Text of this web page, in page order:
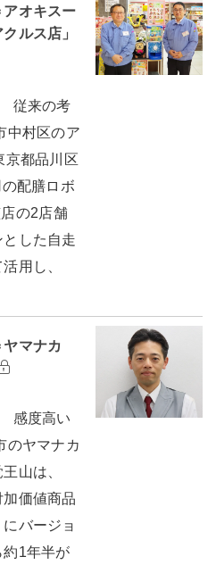
オキスー
ルス店」
従来の考
村区のア
京都品川区
配膳ロボ
の2店舗
した自走
用し、
マナカ
感度高い
ヤマナカ
山は、
加価値商品
バージョ
約1年半が